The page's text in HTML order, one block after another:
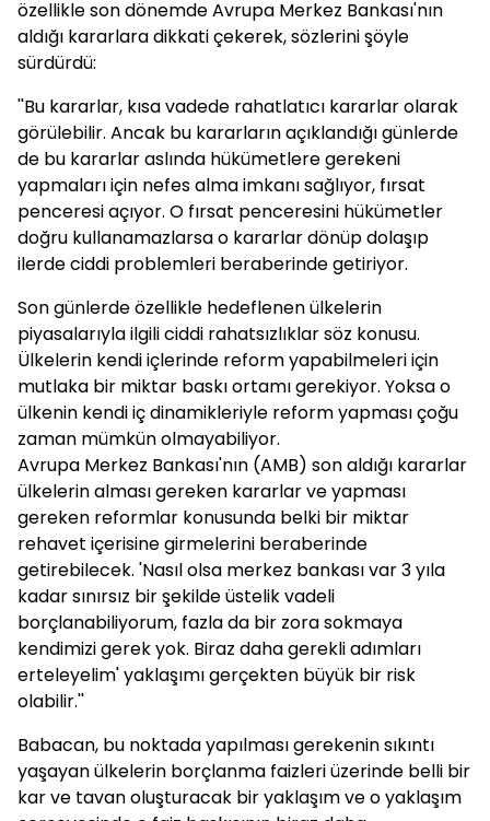
özellikle son dönemde Avrupa Merkez Bankası'nın
aldığı kararlara dikkati çekerek, sözlerini şöyle
sürdürdü:
''Bu kararlar, kısa vadede rahatlatıcı kararlar olarak
görülebilir. Ancak bu kararların açıklandığı günlerde
de bu kararlar aslında hükümetlere gerekeni
yapmaları için nefes alma imkanı sağlıyor, fırsat
penceresi açıyor. O fırsat penceresini hükümetler
doğru kullanamazlarsa o kararlar dönüp dolaşıp
ilerde ciddi problemleri beraberinde getiriyor.
Son günlerde özellikle hedeflenen ülkelerin
piyasalarıyla ilgili ciddi rahatsızlıklar söz konusu.
Ülkelerin kendi içlerinde reform yapabilmeleri için
mutlaka bir miktar baskı ortamı gerekiyor. Yoksa o
ülkenin kendi iç dinamikleriyle reform yapması çoğu
zaman mümkün olmayabiliyor.
Avrupa Merkez Bankası'nın (AMB) son aldığı kararlar
ülkelerin alması gereken kararlar ve yapması
gereken reformlar konusunda belki bir miktar
rehavet içerisine girmelerini beraberinde
getirebilecek. 'Nasıl olsa merkez bankası var 3 yıla
kadar sınırsız bir şekilde üstelik vadeli
borçlanabiliyorum, fazla da bir zora sokmaya
kendimizi gerek yok. Biraz daha gerekli adımları
erteleyelim' yaklaşımı gerçekten büyük bir risk
olabilir.''
Babacan, bu noktada yapılması gerekenin sıkıntı
yaşayan ülkelerin borçlanma faizleri üzerinde belli bir
kar ve tavan oluşturacak bir yaklaşım ve o yaklaşım